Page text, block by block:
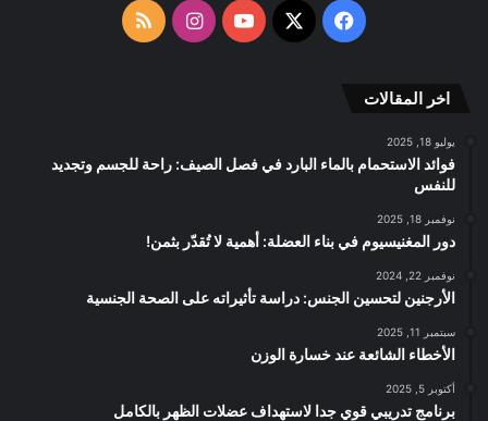
الموقع
فيسبوك
‫X
‫YouTubeانستقرامملخص
اخر المقالات
يوليو 18, 2025
فوائد الاستحمام بالماء البارد في فصل الصيف: راحة للجسم وتجديد
للنفس
نوفمبر 18, 2025
دور المغنيسيوم في بناء العضلة: أهمية لا تُقدّر بثمن!
نوفمبر 22, 2024
الأرجنين لتحسين الجنس: دراسة تأثيراته على الصحة الجنسية
سبتمبر 11, 2025
الأخطاء الشائعة عند خسارة الوزن
أكتوبر 5, 2025
برنامج تدريبي قوي جدا لاستهداف عضلات الظهر بالكامل